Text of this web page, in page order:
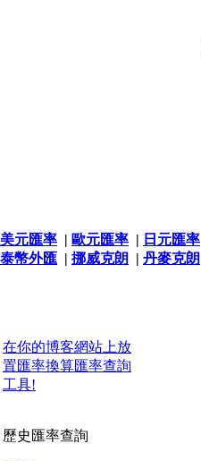
美元匯率 | 歐元匯率 | 日元匯率
泰幣外匯 | 挪威克朗 | 丹麥克朗
在你的博客網站上放
置匯率換算匯率查詢
工具!
歷史匯率查詢